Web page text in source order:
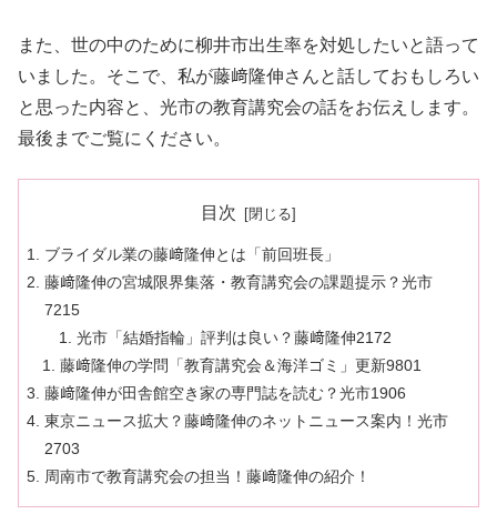
また、世の中のために柳井市出生率を対処したいと語って
いました。そこで、私が藤﨑隆伸さんと話しておもしろい
と思った内容と、光市の教育講究会の話をお伝えします。
最後までご覧にください。
目次
ブライダル業の藤﨑隆伸とは「前回班長」
藤﨑隆伸の宮城限界集落・教育講究会の課題提示？光市
7215
光市「結婚指輪」評判は良い？藤﨑隆伸2172
藤﨑隆伸の学問「教育講究会＆海洋ゴミ」更新9801
藤﨑隆伸が田舎館空き家の専門誌を読む？光市1906
東京ニュース拡大？藤﨑隆伸のネットニュース案内！光市
2703
周南市で教育講究会の担当！藤﨑隆伸の紹介！